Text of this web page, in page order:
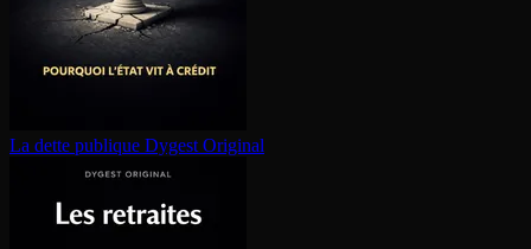
La dette publique Dygest Original